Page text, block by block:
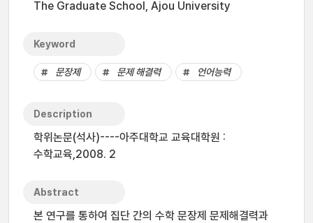
The Graduate School, Ajou University
Keyword
문장제 문제 해결력 언어능력
Description
학위논문(석사)----아주대학교 교육대학원 :
수학교육,2008. 2
Abstract
본 연구를 통하여 집단 간의 수학 문장제 문제해결력과